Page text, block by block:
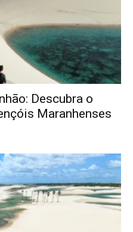
Descubra o
Maranhenses